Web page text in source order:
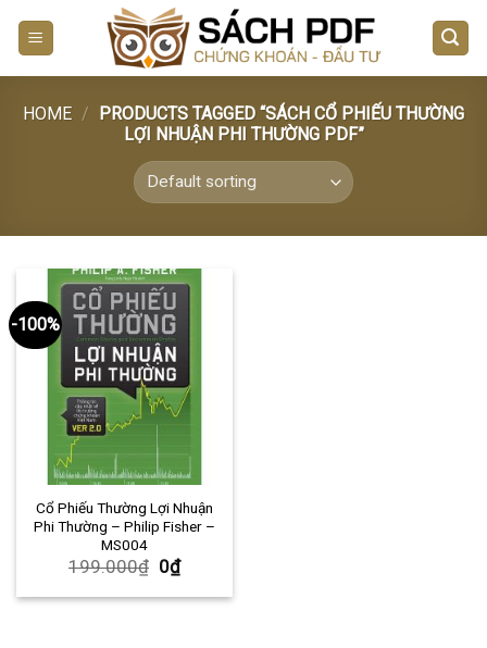
HOME /
PRODUCTS TAGGED “SÁCH CỔ PHIẾU THƯỜNG
LỢI NHUẬN PHI THƯỜNG PDF”
-100%
Cổ Phiếu Thường Lợi Nhuận
Phi Thường – Philip Fisher –
MS004
199.000₫ 0₫